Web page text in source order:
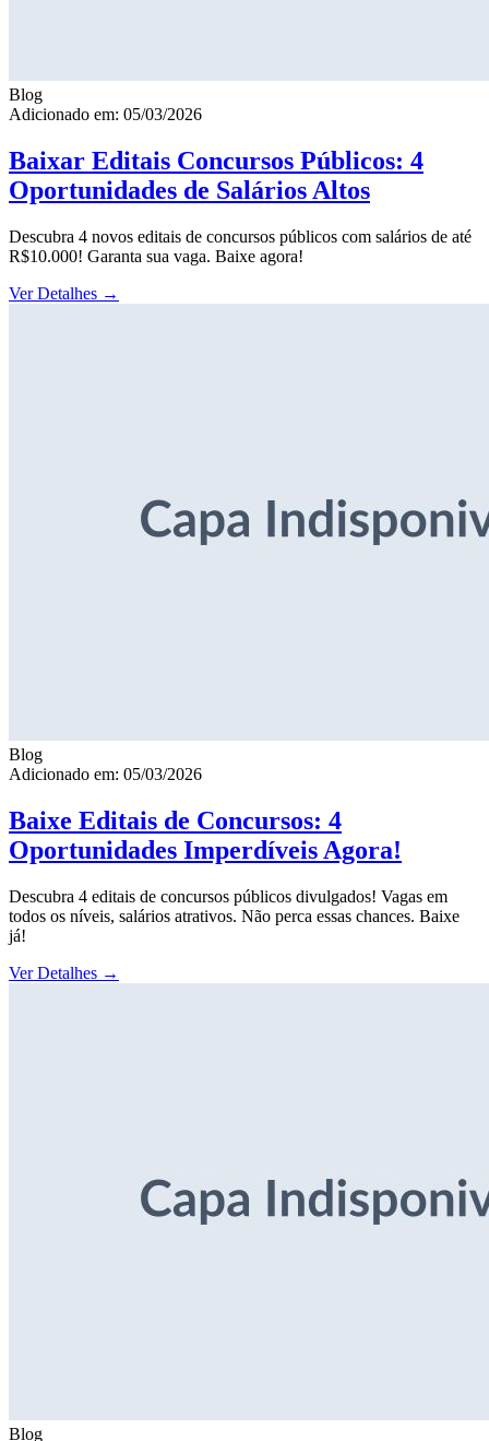
Blog
Adicionado em: 05/03/2026
Baixar Editais Concursos Públicos: 4
Oportunidades de Salários Altos
Descubra 4 novos editais de concursos públicos com salários de até
R$10.000! Garanta sua vaga. Baixe agora!
Ver Detalhes →
Blog
Adicionado em: 05/03/2026
Baixe Editais de Concursos: 4
Oportunidades Imperdíveis Agora!
Descubra 4 editais de concursos públicos divulgados! Vagas em
todos os níveis, salários atrativos. Não perca essas chances. Baixe
já!
Ver Detalhes →
Blog